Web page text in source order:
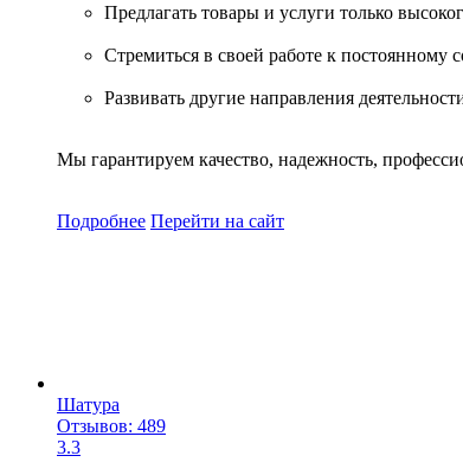
Предлагать товары и услуги только
Стремиться в своей работе к
Развивать другие направления
Мы гарантируем качество, надежность,
Подробнее Перейти на сайт
Шатура
Отзывов: 489
3.3